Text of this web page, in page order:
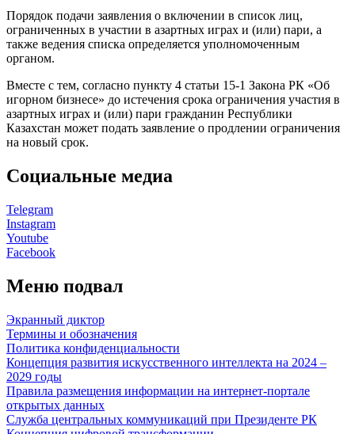
Порядок подачи заявления о включении в список лиц,
ограниченных в участии в азартных играх и (или) пари, а
также ведения списка определяется уполномоченным
органом.
Вместе с тем, согласно пункту 4 статьи 15-1 Закона РК «Об
игорном бизнесе» до истечения срока ограничения участия в
азартных играх и (или) пари гражданин Республики
Казахстан может подать заявление о продлении ограничения
на новый срок.
Социальные медиа
Telegram
Instagram
Youtube
Facebook
Меню подвал
Экранный диктор
Термины и обозначения
Политика конфиденциальности
Концепция развития искусственного интеллекта на 2024 –
2029 годы
Правила размещения информации на интернет-портале
открытых данных
Служба центральных коммуникаций при Президенте РК